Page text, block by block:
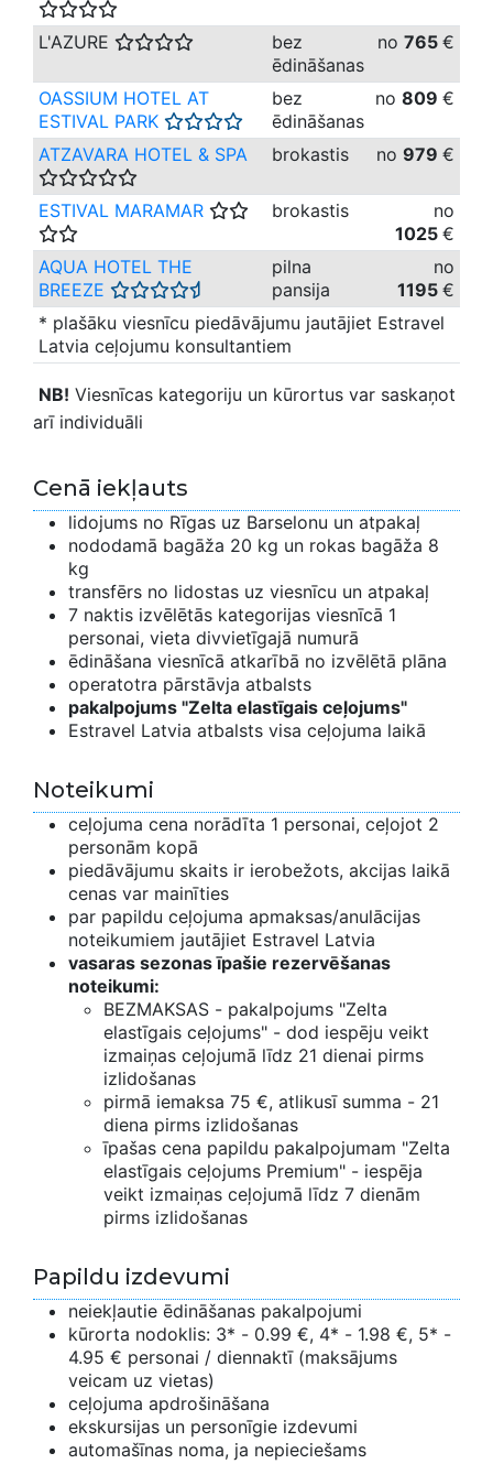
L'AZURE
bez
ēdināšanas
no765 €
OASSIUM HOTEL AT
ESTIVAL PARK
bez
ēdināšanas
no809€
ATZAVARA HOTEL & SPA brokastis no979 €
ESTIVAL MARAMAR brokastis
no
1025 €
AQUA HOTEL THE
BREEZE
pilna
pansija
no
1195 €
* plašāku viesnīcu piedāvājumu jautājiet Estravel
Latvia ceļojumu konsultantiem
NB! Viesnīcas kategoriju un kūrortus var saskaņot
arī individuāli
Cenā iekļauts
lidojums no Rīgas uz Barselonu un atpakaļ
nododamā bagāža 20 kg un rokas bagāža 8
kg
transfērs no lidostas uz viesnīcu un atpakaļ
7 naktis izvēlētās kategorijas viesnīcā 1
personai, vieta divvietīgajā numurā
ēdināšana viesnīcā atkarībā no izvēlētā plāna
operatotra pārstāvja atbalsts
pakalpojums "Zelta elastīgais ceļojums"
Estravel Latvia atbalsts visa ceļojuma laikā
Noteikumi
ceļojuma cena norādīta 1 personai, ceļojot 2
personām kopā
piedāvājumu skaits ir ierobežots, akcijas laikā
cenas var mainīties
par papildu ceļojuma apmaksas/anulācijas
noteikumiem jautājiet Estravel Latvia
vasaras sezonas īpašie rezervēšanas
noteikumi:
BEZMAKSAS - pakalpojums "Zelta
elastīgais ceļojums" - dod iespēju veikt
izmaiņas ceļojumā līdz 21 dienai pirms
izlidošanas
pirmā iemaksa 75 €, atlikusī summa - 21
diena pirms izlidošanas
īpašas cena papildu pakalpojumam "Zelta
elastīgais ceļojums Premium" - iespēja
veikt izmaiņas ceļojumā līdz 7 dienām
pirms izlidošanas
Papildu izdevumi
neiekļautie ēdināšanas pakalpojumi
kūrorta nodoklis: 3* - 0.99 €, 4* - 1.98 €, 5* -
4.95 € personai / diennaktī (maksājums
veicam uz vietas)
ceļojuma apdrošināšana
ekskursijas un personīgie izdevumi
automašīnas noma, ja nepieciešams